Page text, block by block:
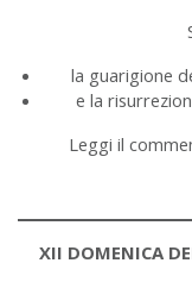
la guarigione
e la
Leggi il
XII DOMENICA